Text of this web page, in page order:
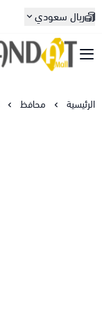
ريال سعودي
براندات مول
الرئيسية محافظ